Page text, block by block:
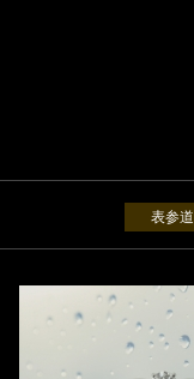
表参道